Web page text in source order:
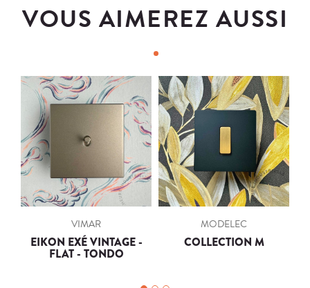
VOUS AIMEREZ AUSSI
VIMAR
EIKON EXÉ VINTAGE -
FLAT - TONDO
MODELEC
COLLECTION M